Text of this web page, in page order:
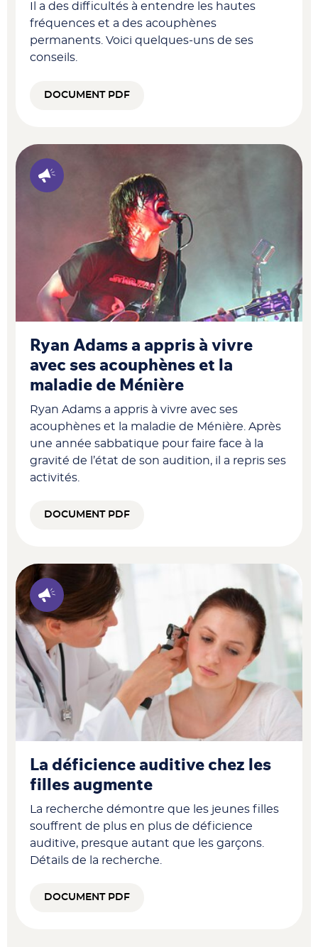
Il a des difficultés à entendre les hautes
fréquences et a des acouphènes
permanents. Voici quelques-uns de ses
conseils.
DOCUMENT PDF
Ryan Adams a appris à vivre
avec ses acouphènes et la
maladie de Ménière
Ryan Adams a appris à vivre avec ses
acouphènes et la maladie de Ménière. Après
une année sabbatique pour faire face à la
gravité de l’état de son audition, il a repris ses
activités.
DOCUMENT PDF
La déficience auditive chez les
filles augmente
La recherche démontre que les jeunes filles
souffrent de plus en plus de déficience
auditive, presque autant que les garçons.
Détails de la recherche.
DOCUMENT PDF